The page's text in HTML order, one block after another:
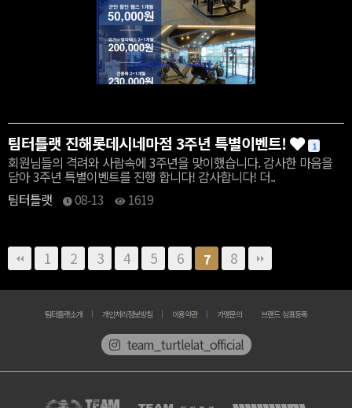
팀터틀랫 진해롯데시네마점 3주년 특별이벤트! 1
회원님들의 격려와 사람속에 3주년을 맞이했습니다. 감사한 마음을
담아 3주년 특별이벤트를 진행 합니다! 감사합니다! 더..
팀터틀랫
08-13 1619
1 2 3 4 5 6 7 8
팀터틀랫소개 개인처리정보방침 이용약관 가맹문의 브랜드 상표등록
team_turtlelat_official